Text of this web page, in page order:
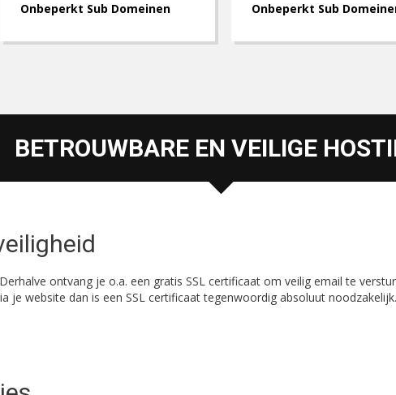
Onbeperkt Sub Domeinen
Onbeperkt Sub
BETROUWBARE EN VEILIGE
ontvang je o.a. een gratis SSL certificaat om veilig email te
je website dan is een SSL certificaat tegenwoordig absoluut noodzakelijk.